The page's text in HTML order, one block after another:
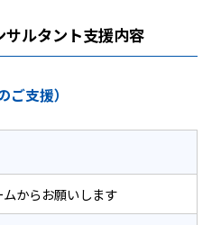
ルタント支援内容
支援）
からお願いします